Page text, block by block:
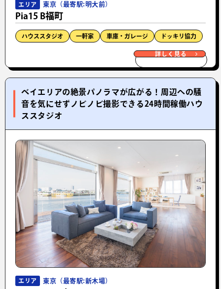
エリア 東京（最寄駅:明大前）
Pia15 B福町
ハウススタジオ 一軒家 車庫・ガレージ ドッキリ協力
詳しく見る
ベイエリアの絶景パノラマが広がる！周辺への騒
音を気にせずノビノビ撮影できる24時間稼働ハウ
ススタジオ
エリア 東京（最寄駅:新木場）